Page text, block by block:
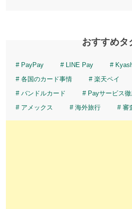
おすすめタ
PayPay LINE Pay
各国のカード事情
楽天ペイ
バンドルカード
Payサービス
アメックス
海外旅行 審